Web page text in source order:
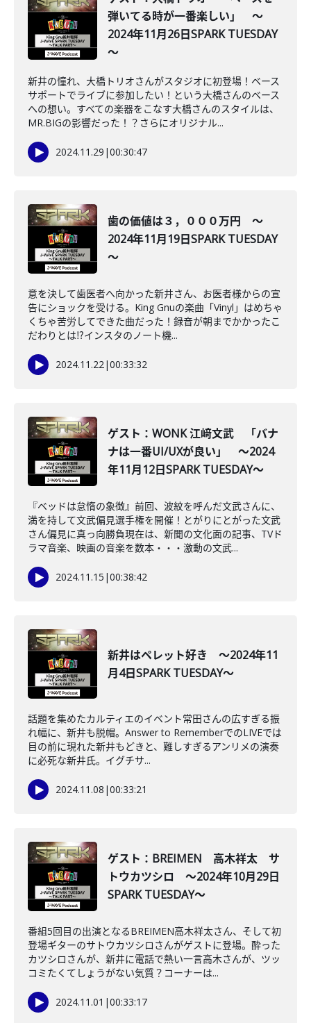
弾いてる時が一番楽しい」 ～
2024年11月26日SPARK TUESDAY
～
新井の憧れ、大橋トリオさんがスタジオに初登場！ベース
サポートでライブに参加したい！という大橋さんのベース
への想い。すべての楽器をこなす大橋さんのスタイルは、
MR.BIGの影響だった！？さらにオリジナル...
2024.11.29 |00:30:47
歯の価値は３，０００万円 ～
2024年11月19日SPARK TUESDAY
～
意を決して歯医者へ向かった新井さん、お医者様からの宣
告にショックを受ける。King Gnuの楽曲「Vinyl」はめちゃ
くちゃ苦労してできた曲だった！録音が朝までかかったこ
だわりとは⁉インスタのノート機...
2024.11.22|00:33:32
ゲスト：WONK 江﨑文武 「バナ
ナは一番UI/UXが良い」 ～2024
年11月12日SPARK TUESDAY～
『ベッドは怠惰の象徴』前回、波紋を呼んだ文武さんに、
満を持して文武偏見選手権を開催！とがりにとがった文武
さん偏見に真っ向勝負現在は、新聞の文化面の記事、TVド
ラマ音楽、映画の音楽を数本・・・激動の文武...
2024.11.15 |00:38:42
新井はペレット好き ～2024年11
月4日SPARK TUESDAY～
話題を集めたカルティエのイベント常田さんの広すぎる振
れ幅に、新井も脱帽。Answer to RememberでのLIVEでは
目の前に現れた新井もどきと、難しすぎるアンリメの演奏
に必死な新井氏。イグチサ...
2024.11.08 |00:33:21
ゲスト：BREIMEN 高木祥太 サ
トウカツシロ ～2024年10月29日
SPARK TUESDAY～
番組5回目の出演となるBREIMEN高木祥太さん、そして初
登場ギターのサトウカツシロさんがゲストに登場。酔った
カツシロさんが、新井に電話で熱い一言高木さんが、ツッ
コミたくてしょうがない気質？コーナーは...
2024.11.01 |00:33:17